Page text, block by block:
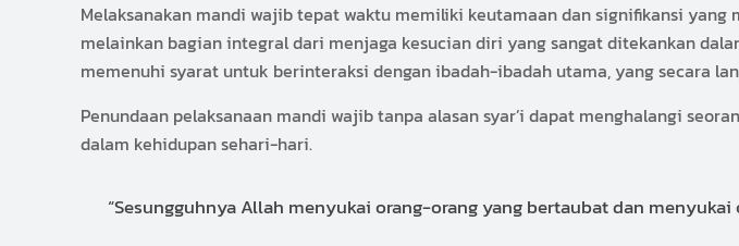
Melaksanakan mandi wajib tepat waktu memiliki keutamaan dan signifikansi
melainkan bagian integral dari menjaga kesucian diri yang sangat ditekankan
memenuhi syarat untuk berinteraksi dengan ibadah-ibadah utama, yang secara
Penundaan pelaksanaan mandi wajib tanpa alasan syar’i dapat menghalangi
dalam kehidupan sehari-hari.
“Sesungguhnya Allah menyukai orang-orang yang bertaubat dan